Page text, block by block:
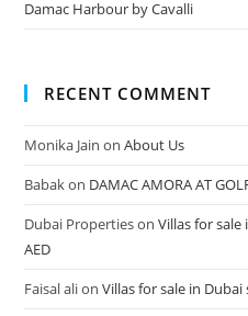
Damac Harbour by Cavalli
RECENT COMMENT
Monika Jain onAbout Us
Babakon DAMAC AMORA AT
Dubai PropertiesonVillas for
AED
Faisal alionVillas for sale in